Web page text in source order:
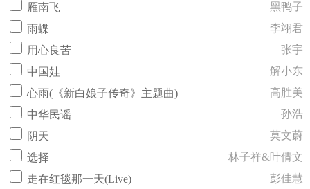
雁南飞
黑鸭子
雨蝶
李翊君
用心良苦
张宇
中国娃
解小东
心雨(《新白娘子传奇》主题曲)
高胜美
中华民谣
孙浩
阴天
莫文蔚
选择
林子祥&叶倩文
走在红毯那一天(Live)
彭佳慧